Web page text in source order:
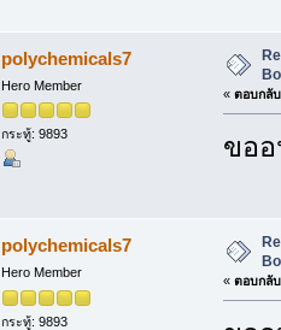
polychemicals7
Hero Member
กระทู้: 9893
« ตอบกลั
ขอ
polychemicals7
Hero Member
กระทู้: 9893
« ตอบกลั